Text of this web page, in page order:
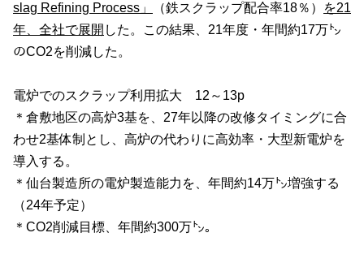
slag Refining Process 」 （鉄スクラップ配合率18％） を21
年、全社で展開 した。この結果、 21年度・年間約17万㌧
のCO2を削減した。
電炉でのスクラップ利用拡大 12 ～ 13p
＊倉敷地区の高炉3基を、27年以降の改修タイミングに合
わせ2基体制とし、高炉の代わりに高効率・大型新電炉を
導入する。
＊仙台製造所の電炉製造能力を、年間約14万㌧増強する
（24年予定）
＊ CO2削減目標、年間約300万㌧。